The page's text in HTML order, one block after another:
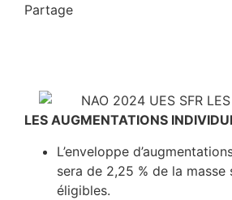
Partage
LES AUGMENTATIONS
L’enveloppe
sera de 2,25 % de la masse
éligibles.